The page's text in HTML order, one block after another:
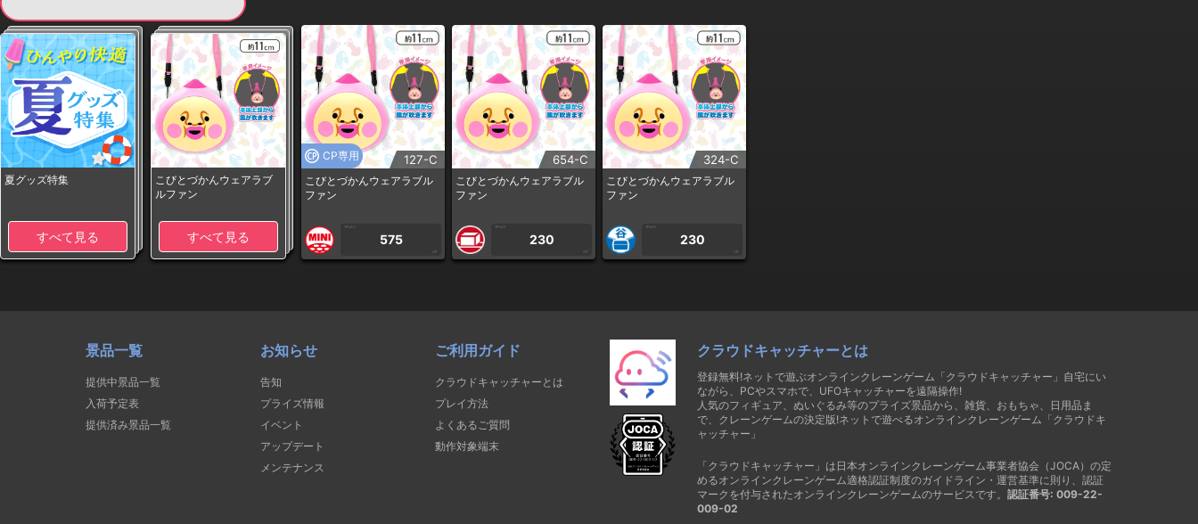
夏グッズ特集
すべて見る
こびとづかんウェアラブ
ルファン
すべて見る
CP専用 127-C
こびとづかんウェアラブル
ファン
1PLAY
575
CP
654-C
こびとづかんウェアラブル
ファン
1PLAY
230
CP
324-C
こびとづかんウェアラブル
ファン
1PLAY
230
CP
景品一覧
提供中景品一覧
入荷予定表
提供済み景品一覧
お知らせ
告知
プライズ情報
イベント
アップデート
メンテナンス
ご利用ガイド
クラウドキャッチャーとは
プレイ方法
よくあるご質問
動作対象端末
クラウドキャッチャーとは
登録無料!ネットで遊ぶオンラインクレーンゲーム「クラウドキャッチャー」自宅にい
ながら、PCやスマホで、UFOキャッチャーを遠隔操作!
人気のフィギュア、ぬいぐるみ等のプライズ景品から、雑貨、おもちゃ、日用品ま
で、クレーンゲームの決定版!ネットで遊べるオンラインクレーンゲーム「クラウドキ
ャッチャー」
「クラウドキャッチャー」は日本オンラインクレーンゲーム事業者協会（JOCA）の定
めるオンラインクレーンゲーム適格認証制度のガイドライン・運営基準に則り、認証
マークを付与されたオンラインクレーンゲームのサービスです。 認証番号: 009-22-
009-02